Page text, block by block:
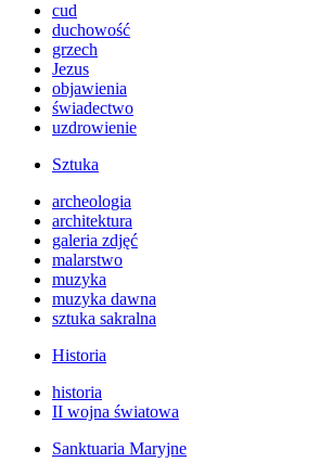
cud
duchowość
grzech
Jezus
objawienia
świadectwo
uzdrowienie
Sztuka
archeologia
architektura
galeria zdjęć
malarstwo
muzyka
muzyka dawna
sztuka sakralna
Historia
historia
II wojna światowa
Sanktuaria Maryjne